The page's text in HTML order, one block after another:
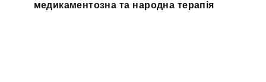
медикаментозна та народна терапія